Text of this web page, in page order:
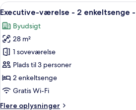
2
(View)
Indlæs
alle
billeder
af
Executive-
værelse
-
2
Et
6
Executive-værelse - 2 enkeltsenge
Byudsigt
28 m²
1 soveværelse
Plads til 3 personer
2 enkeltsenge
Gratis Wi-Fi
Flere oplysninger
Flere